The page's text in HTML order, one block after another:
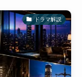
ドラマ解説